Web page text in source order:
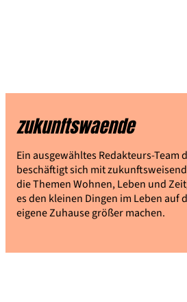
zukunftswaende
Ein ausgewähltes Redakteurs-Team
beschäftigt sich mit
die Themen Wohnen, Leben und
es den kleinen Dingen im Leben auf
eigene Zuhause größer machen.